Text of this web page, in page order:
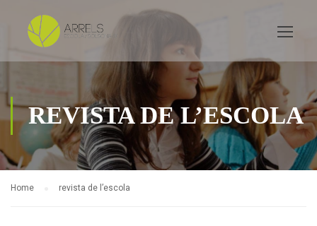
REVISTA DE L’ESCOLA
Home revista de l’escola